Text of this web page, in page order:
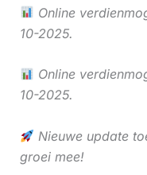
Online
10-2025.
Online
10-2025.
Nieuwe update
groei mee!